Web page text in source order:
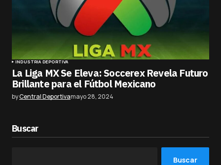
INDUSTRIA DEPORTIVA
La Liga MX Se Eleva: Soccerex Revela Futuro
Brillante para el Fútbol Mexicano
byCentral Deportivamayo 28, 2024
Buscar
Buscar